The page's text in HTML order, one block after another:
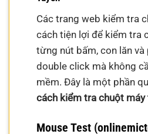
Các trang web kiểm tra
cách tiện lợi để kiểm tra
từng nút bấm, con lăn và
double click mà không
mềm. Đây là một phần
cách kiểm tra chuột máy
Mouse Test